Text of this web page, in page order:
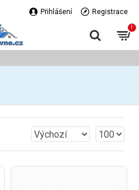
Přihlášení Registrace
!